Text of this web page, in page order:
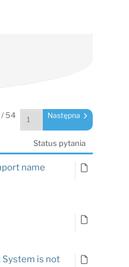
/ 54 Następna
Status pytania
name
System is not